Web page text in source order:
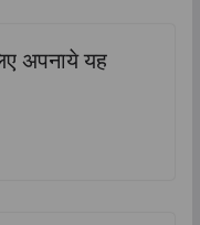
अपनाये यह